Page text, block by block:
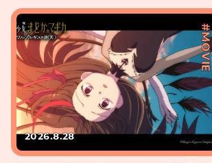
#MOVIE
2026.8.28